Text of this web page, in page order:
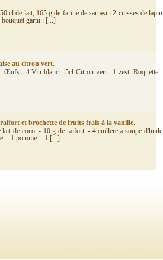
cl de lait, 165 g de farine de sarrasin 2 cuisses de lapin
bouquet garni : [...]
au citron vert.
Œufs : 4 Vin blanc : 5cl Citron vert : 1 zest. Roquette :
et brochette de fruits frais à la vanille.
de coco. - 10 g de raifort. - 4 cuillere a soupe d'huile
- 1 pomme. - 1 [...]